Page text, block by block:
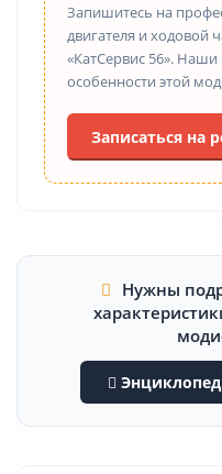
Запишитесь на
двигателя и ходовой
«КатСервис 56». Наши
особенности этой
Записаться на
Нужны